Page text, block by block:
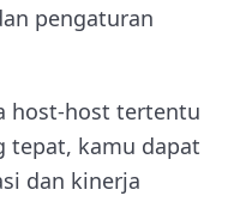
pengaturan
host-host tertentu
tepat, kamu dapat
dan kinerja